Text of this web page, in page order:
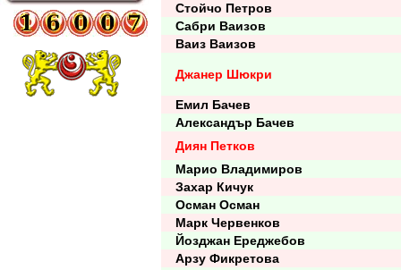
Стойчо Петров
Сабри Ваизов
Ваиз Ваизов
Джанер Шюкри
Емил Бачев
Александър Бачев
Диян Петков
Марио Владимиров
Захар Кичук
Осман Осман
Марк Червенков
Йозджан Ереджебов
Арзу Фикретова